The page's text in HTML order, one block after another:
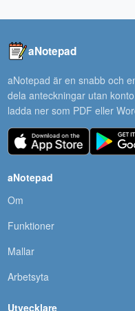
aNotepad
aNotepad är en snabb och
dela anteckningar utan
ladda ner som PDF eller
aNotepad
Om
Funktioner
Mallar
Arbetsyta
Utvecklare